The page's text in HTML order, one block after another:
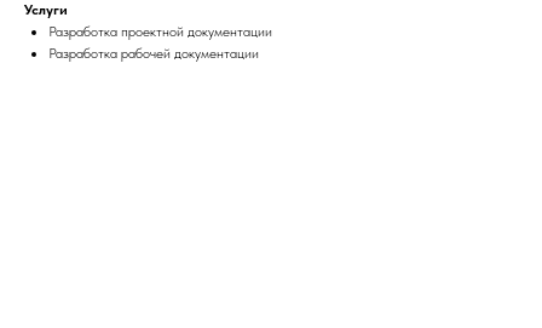
Услуги
Разработка проектной документации
Разработка рабочей документации